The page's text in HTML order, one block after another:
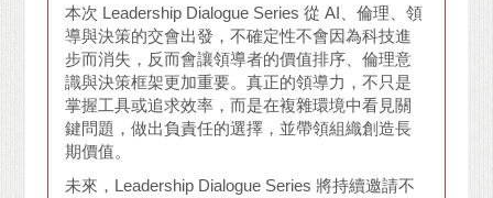
本次 Leadership Dialogue Series 從 AI、倫理、領
導與決策的交會出發，不確定性不會因為科技進
步而消失，反而會讓領導者的價值排序、倫理意
識與決策框架更加重要。真正的領導力，不只是
掌握工具或追求效率，而是在複雜環境中看見關
鍵問題，做出負責任的選擇，並帶領組織創造長
期價值。
未來，Leadership Dialogue Series 將持續邀請不